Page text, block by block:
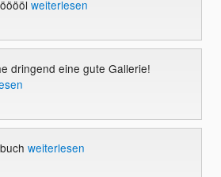
weiterlesen
dringend eine gute Gallerie!
weiterlesen